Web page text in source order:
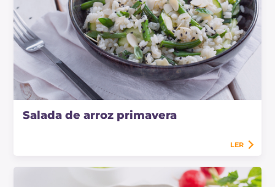
Salada de arroz primavera
LER